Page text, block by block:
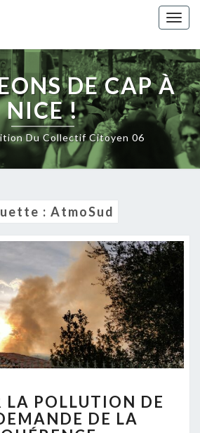
DE CAP À
NICE !
Du Collectif Citoyen 06
: AtmoSud
SUR
LA
LA POLLUTION DE
DE LA